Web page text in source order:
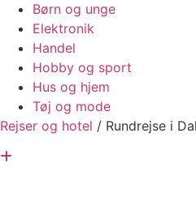
Børn og unge
Elektronik
Handel
Hobby og sport
Hus og hjem
Tøj og mode
Rejser og hotel / Rundrejse i